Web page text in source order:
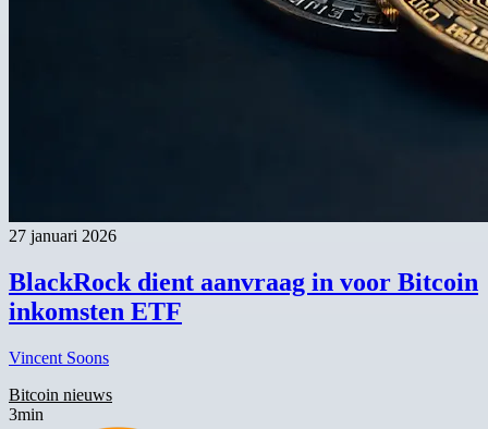
27 januari 2026
BlackRock dient aanvraag in voor Bitcoin
inkomsten ETF
Vincent Soons
Bitcoin nieuws
3min